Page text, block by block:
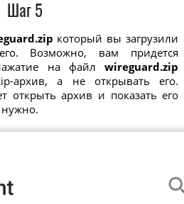
Шаг 5
который вы загрузили
Возможно, вам придется
на файлwireguard.zip
архив, а не открывать его.
открыть архив и показать его